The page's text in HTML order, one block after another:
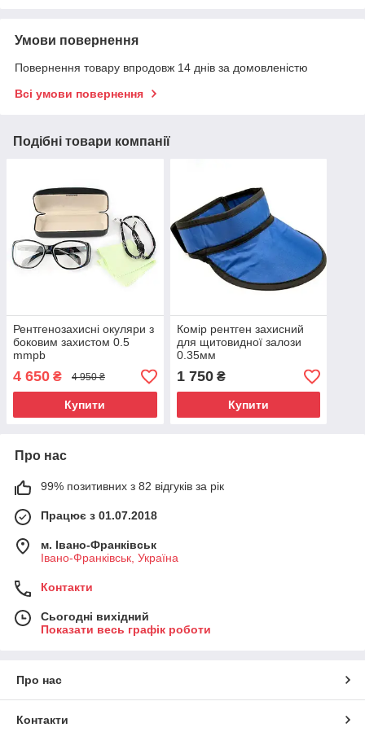
Умови повернення
Повернення товару впродовж 14 днів за домовленістю
Всі умови повернення
Подібні товари компанії
Рентгенозахисні окуляри з
боковим захистом 0.5
mmpb
4 650 ₴ 4 950 ₴
Купити
Комір рентген захисний
для щитовидної залози
0.35мм
1 750₴
Купити
Про нас
99% позитивних з 82 відгуків за рік
Працює з 01.07.2018
м. Івано-Франківськ
Івано-Франківськ, Україна
Контакти
Сьогодні вихідний
Показати весь графік роботи
Про нас
Контакти